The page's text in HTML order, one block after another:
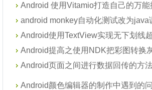
Android 使用Vitamio打造自己的万能
android monkey自动化测试改为java
Android使用TextView实现无下划线
Android提高之使用NDK把彩图转换
Android页面之间进行数据回传的方
Android颜色编辑器的制作中遇到的